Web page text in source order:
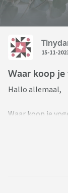
15-11-
Waar koop
Hallo allemaal,
Waar koop je
kwaliteit, dat de
Zelf 2
schimmelen